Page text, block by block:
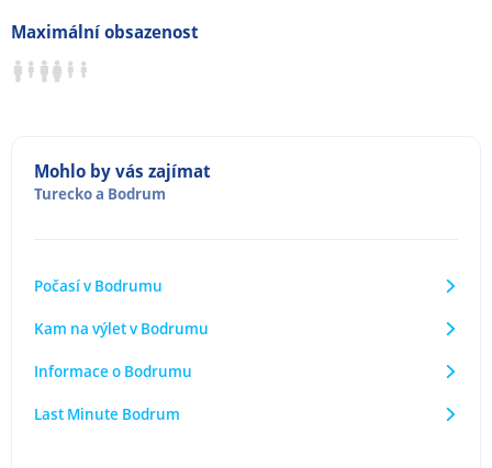
Maximální obsazenost
Mohlo by vás zajímat
Tureckoa Bodrum
Počasí v Bodrumu
Kam na výlet v Bodrumu
Informace o Bodrumu
Last Minute Bodrum